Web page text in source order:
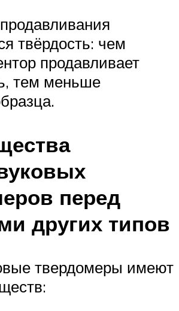
твёрдость: чем
продавливает
тем меньше
перед
других типов
твердомеры имеют